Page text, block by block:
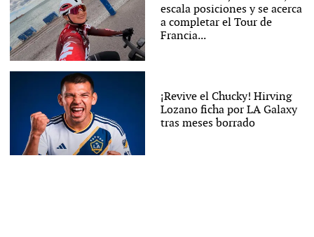
escala posiciones y se acerca
a completar el Tour de
Francia...
¡Revive el Chucky! Hirving
Lozano ficha por LA Galaxy
tras meses borrado